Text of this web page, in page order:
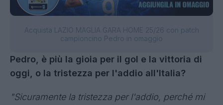
Pedro, è più la gioia per il gol e la vittoria di
oggi, o la tristezza per l'addio all'Italia?
"Sicuramente la tristezza per l'addio, perché mi